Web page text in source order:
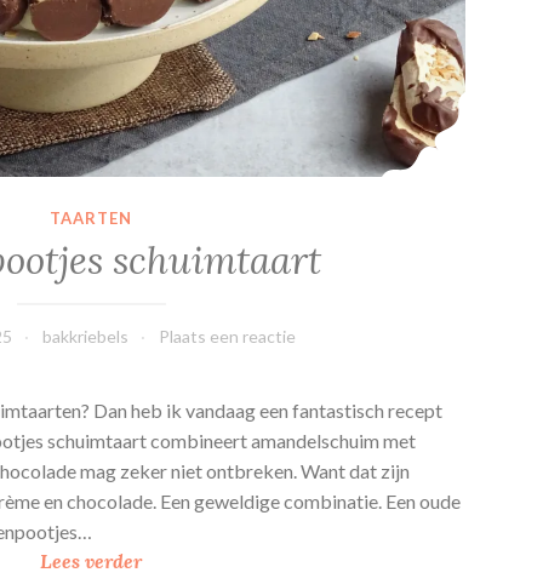
TAARTEN
schuimtaart
bakkriebels Plaats een reactie
Dan heb ik vandaag een fantastisch recept
schuimtaart combineert amandelschuim met
mag zeker niet ontbreken. Want dat zijn
en chocolade. Een geweldige combinatie. Een oude
Lees verderB